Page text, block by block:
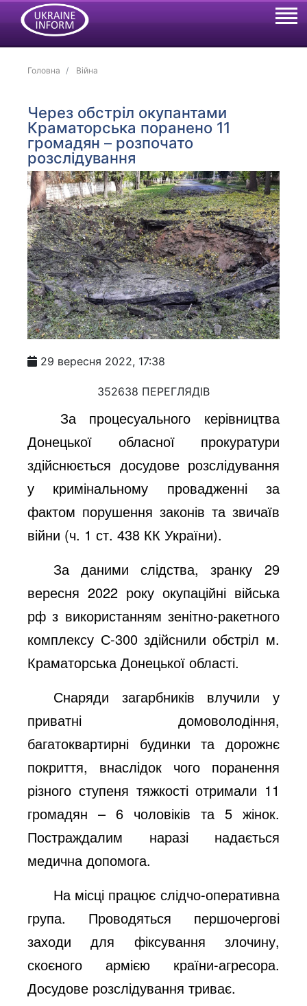
Головна Війна
Через обстріл окупантами
Краматорська поранено 11
громадян – розпочато
розслідування
29 вересня 2022, 17:38
352638 ПЕРЕГЛЯДІВ
За процесуального керівництва
Донецької обласної прокуратури
здійснюється досудове розслідування
у кримінальному провадженні за
фактом порушення законів та звичаїв
війни (ч. 1 ст. 438 КК України).
За даними слідства, зранку 29
вересня 2022 року окупаційні війська
рф з використанням зенітно-ракетного
комплексу С-300 здійснили обстріл м.
Краматорська Донецької області.
Снаряди загарбників влучили у
приватні домоволодіння,
багатоквартирні будинки та дорожнє
покриття, внаслідок чого поранення
різного ступеня тяжкості отримали 11
громадян – 6 чоловіків та 5 жінок.
Постраждалим наразі надається
медична допомога.
На місці працює слідчо-оперативна
група. Проводяться першочергові
заходи для фіксування злочину,
скоєного армією країни-агресора.
Досудове розслідування триває.